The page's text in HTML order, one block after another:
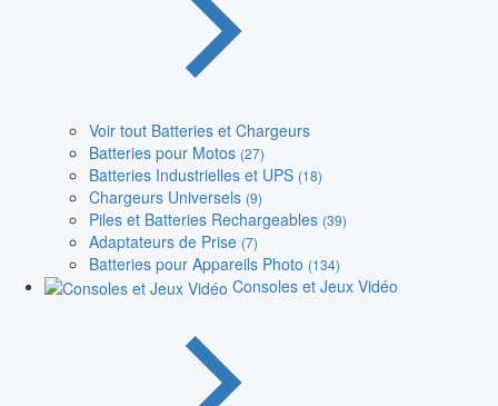
Voir tout Batteries et Chargeurs
Batteries pour Motos (27)
Batteries Industrielles et UPS (18)
Chargeurs Universels (9)
Piles et Batteries Rechargeables (39)
Adaptateurs de Prise (7)
Batteries pour Appareils Photo (134)
Consoles et Jeux Vidéo